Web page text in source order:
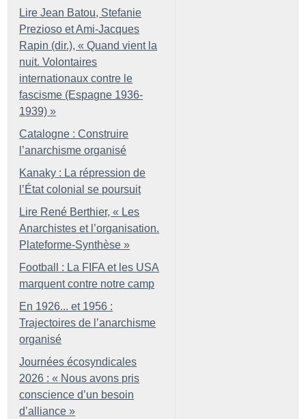
Lire Jean Batou, Stefanie
Prezioso et Ami-Jacques
Rapin (dir.), « Quand vient la
nuit. Volontaires
internationaux contre le
fascisme (Espagne 1936-
1939) »
Catalogne : Construire
l’anarchisme organisé
Kanaky : La répression de
l’État colonial se poursuit
Lire René Berthier, « Les
Anarchistes et l’organisation.
Plateforme-Synthèse »
Football : La FIFA et les USA
marquent contre notre camp
En 1926... et 1956 :
Trajectoires de l’anarchisme
organisé
Journées écosyndicales
2026 : « Nous avons pris
conscience d’un besoin
d’alliance »